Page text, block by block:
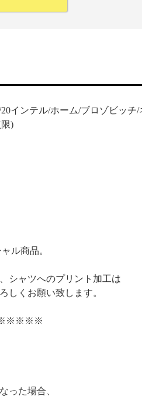
インテル/ホーム/ブロゾビッチ
)
ル商品。
シャツへのプリント加工は
しくお願い致します。
った場合、